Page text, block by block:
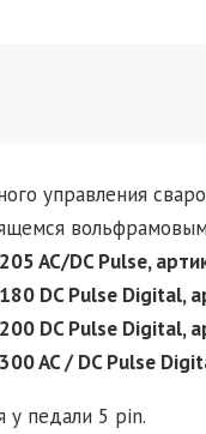
управления
AC/DC Pulse,
DC Pulse Digital,
DC Pulse Digital,
AC / DC Pulse
у педали 5 pin.